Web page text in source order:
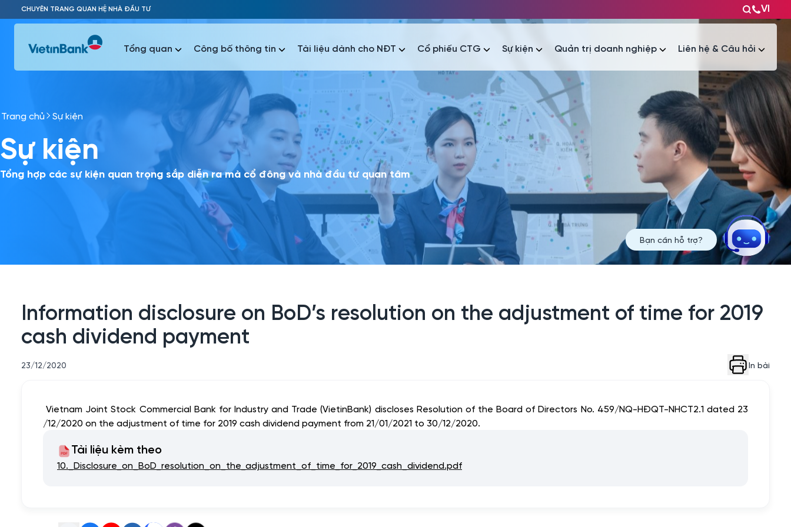
Skip to Main Content
CHUYÊN TRANG QUAN HỆ NHÀ ĐẦU TƯ VI
Phổ biến nhất
Báo cáo tài chính Thông tin giao dịch Công bố thông tin Sự kiện
Tổng quan Công bố thông tin Tài liệu dành cho NĐT Cổ phiếu CTG Sự kiện Quản trị doanh nghiệp Liên hệ & Câu hỏi
Phổ biến nhất
Thông tin giao dịch Công bố thông tin Tài liệu
Trang chủ Sự kiện
Sự kiện
Tổng hợp các sự kiện quan trọng sắp diễn ra mà cổ đông và nhà đầu tư quan tâm
Information disclosure on BoD’s resolution on the adjustment of time for 2019
cash dividend payment
23/12/2020 In bài
Vietnam Joint Stock Commercial Bank for Industry and Trade (VietinBank) discloses Resolution of the Board of Directors No. 459/NQ-HĐQT-NHCT2.1 dated 23
/12/2020 on the adjustment of time for 2019 cash dividend payment from 21/01/2021 to 30/12/2020.
Tài liệu kèm theo
10._Disclosure_on_BoD_resolution_on_the_adjustment_of_time_for_2019_cash_dividend.pdf
Bạn cần hỗ trợ?